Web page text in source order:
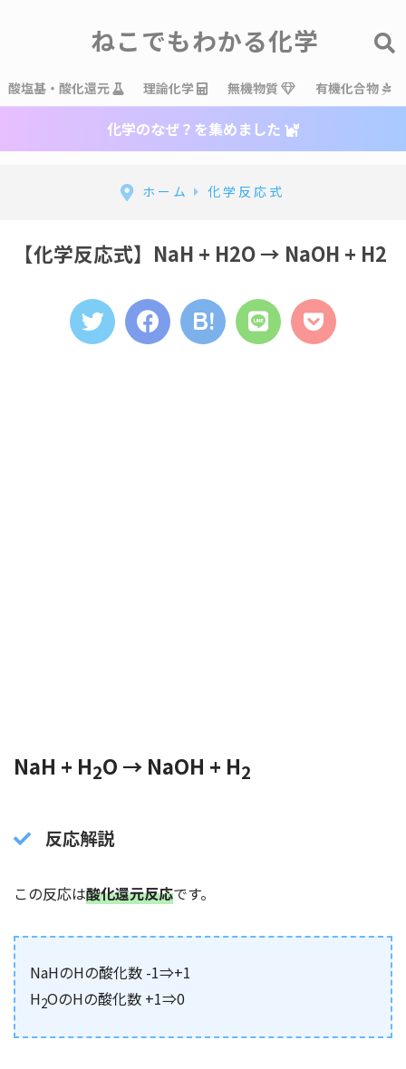
ねこでもわかる化学
酸塩基・酸化還元 理論化学 無機物質 有機化合物
化学のなぜ？を集めました
ホーム 化学反応式
【化学反応式】NaH + H2O → NaOH + H2
NaH + H2O → NaOH + H2
反応解説
この反応は酸化還元反応です。
NaHのHの酸化数 -1⇒+1
H2OのHの酸化数 +1⇒0